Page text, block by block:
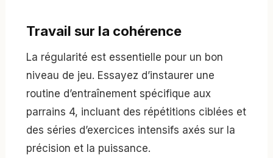
Travail sur la cohérence
La régularité est essentielle pour un bon
niveau de jeu. Essayez d’instaurer une
routine d’entraînement spécifique aux
parrains 4, incluant des répétitions ciblées et
des séries d’exercices intensifs axés sur la
précision et la puissance.